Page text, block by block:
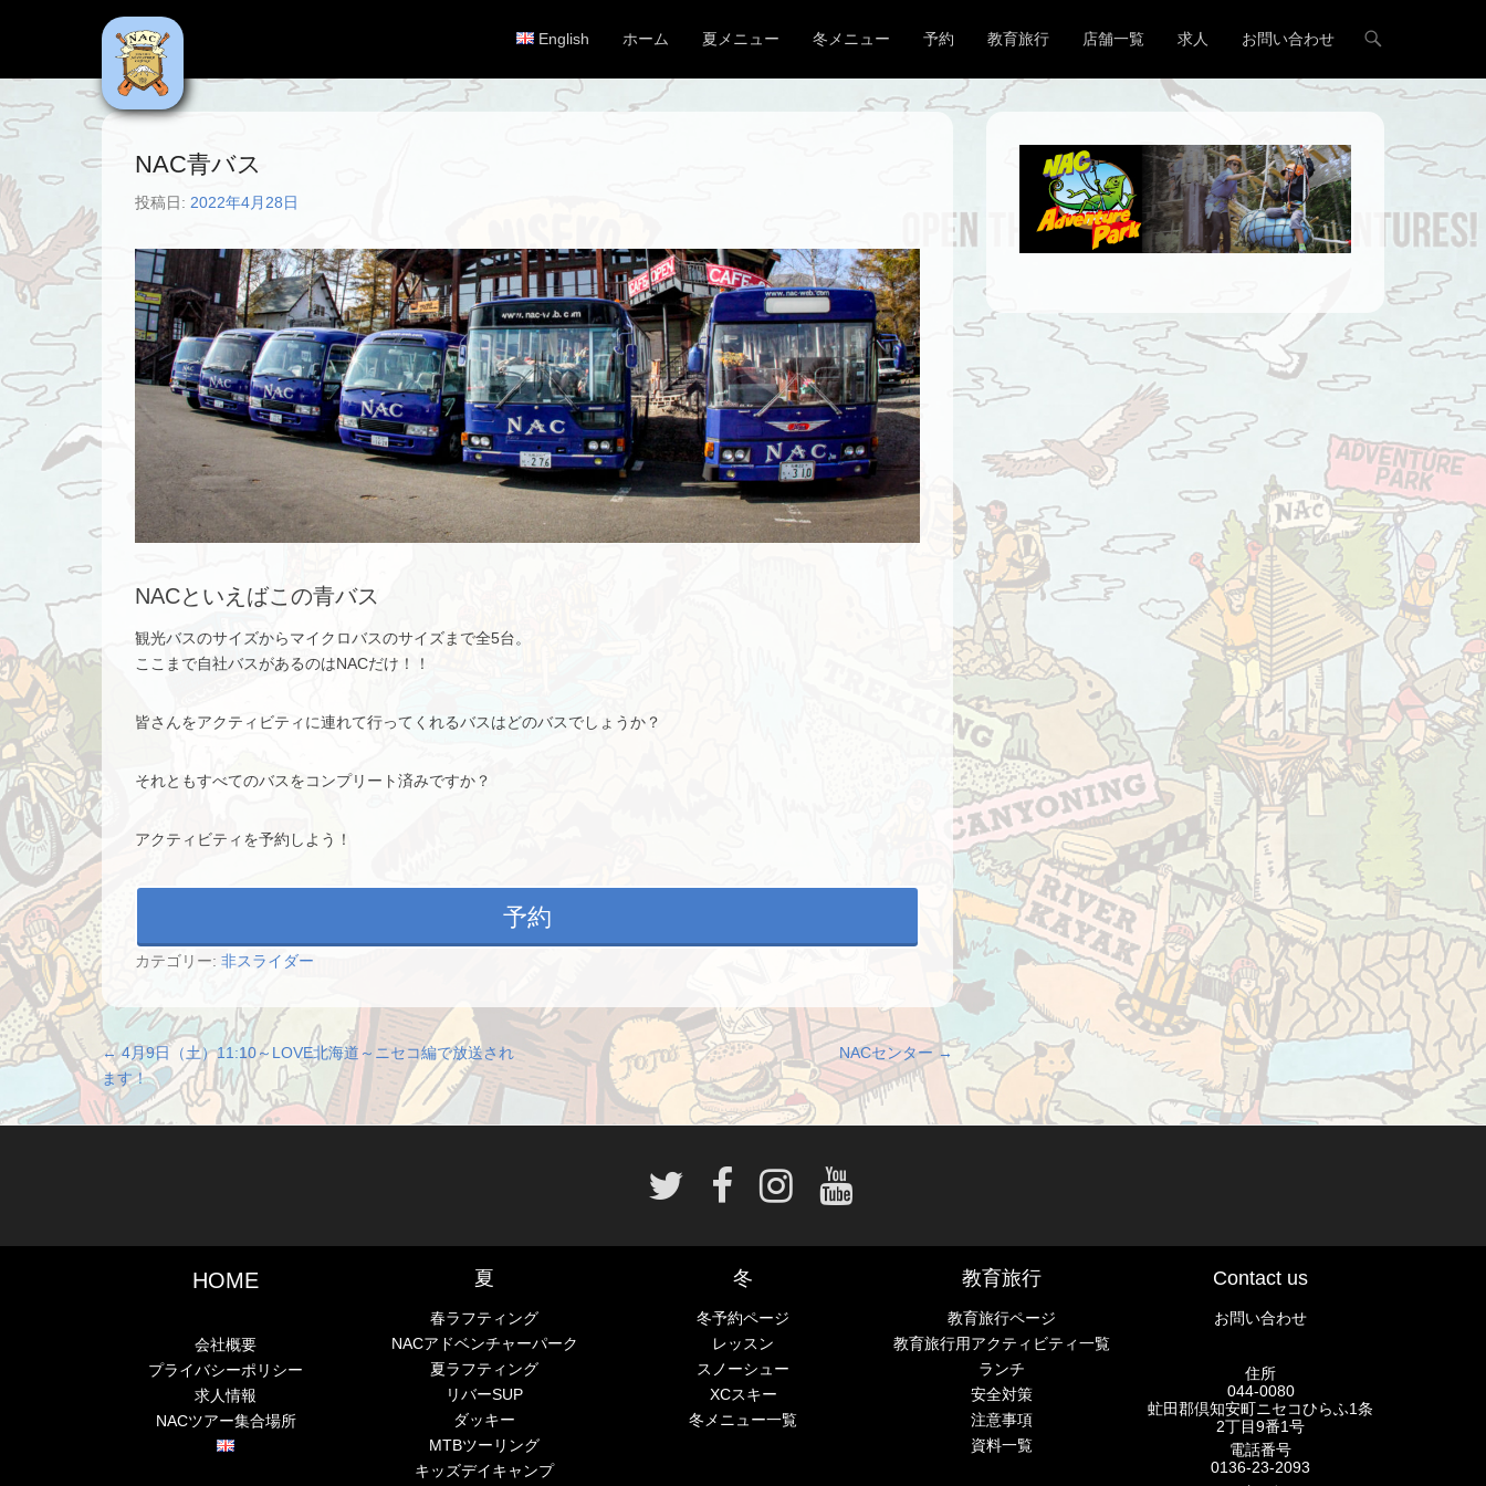
NAC
Niseko Adventure Centre
メインメニュー
コンテンツへスキップ
English ホーム 夏メニュー 冬メニュー 予約 教育旅行 店舗一覧 求人 お問い合わせ
NAC青バス
投稿日: 2022年4月28日
NACといえばこの青バス
観光バスのサイズからマイクロバスのサイズまで全5台。
ここまで自社バスがあるのはNACだけ！！
皆さんをアクティビティに連れて行ってくれるバスはどのバスでしょうか？
それともすべてのバスをコンプリート済みですか？
アクティビティを予約しよう！
予約
カテゴリー: 非スライダー
投稿ナビゲーション
←4月9日（土）11:10～LOVE北海道～ニセコ編で放送され
ます！
NACセンター →
HOME
会社概要
プライバシーポリシー
求人情報
NACツアー集合場所
夏
春ラフティング
NACアドベンチャーパーク
夏ラフティング
リバーSUP
ダッキー
MTBツーリング
キッズデイキャンプ
冬
冬予約ページ
レッスン
スノーシュー
XCスキー
冬メニュー一覧
教育旅行
教育旅行ページ
教育旅行用アクティビティ一覧
ランチ
安全対策
注意事項
資料一覧
Contact us
お問い合わせ
住所
044-0080
虻田郡倶知安町ニセコひらふ1条
2丁目9番1号
電話番号
0136-23-2093